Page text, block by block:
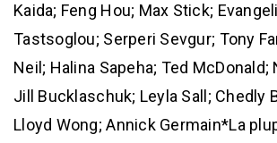
Kaida; Feng Hou; Max Stick;
Tastsoglou; Serperi Sevgur; Tony
Neil; Halina Sapeha; Ted McDonald;
Jill Bucklaschuk; Leyla Sall; Chedly
Lloyd Wong; Annick Germain*La